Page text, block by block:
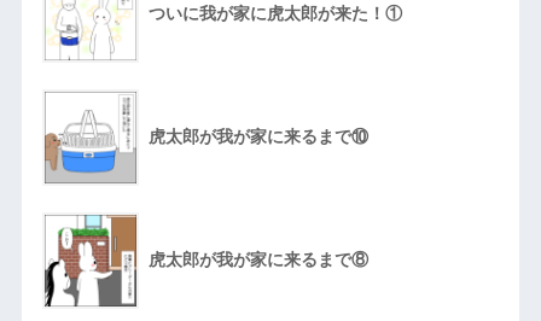
ついに我が家に虎太郎が来た！①
虎太郎が我が家に来るまで⑩
虎太郎が我が家に来るまで⑧